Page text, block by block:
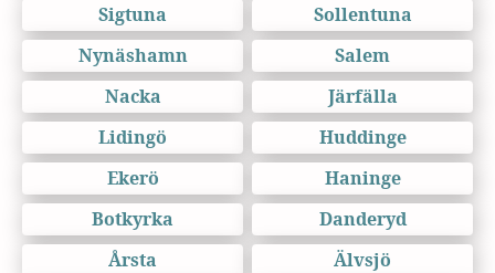
Sigtuna
Sollentuna
Nynäshamn
Salem
Nacka
Järfälla
Lidingö
Huddinge
Ekerö
Haninge
Botkyrka
Danderyd
Årsta
Älvsjö